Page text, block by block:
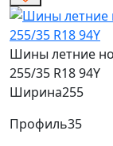
Шины летние
255/35 R18 94Y
Ширина255
Профиль35